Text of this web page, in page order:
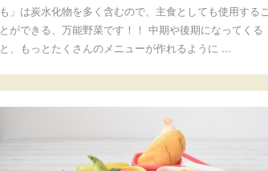
も」は炭水化物を多く含むので、主食としても使用するこ
とができる、万能野菜です！！ 中期や後期になってくる
と、もっとたくさんのメニューが作れるように ...